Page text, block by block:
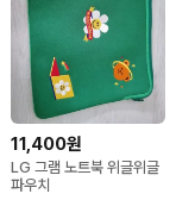
11,400원
LG 그램 노트북 위글위글
파우치